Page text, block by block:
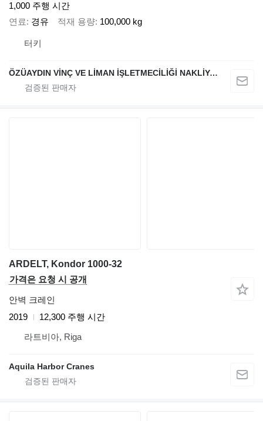
1,000 주행 시간
연료
경유 적재 용량 100,000 kg
터키
ÖZÜAYDIN VİNÇ VE LİMAN İŞLETMECİLİĞİ NAKLİYAT SANAYİ VE TİCARET A.Ş.
ARDELT, Kondor 1000-32
가격은 요청 시 공개
안벽 크레인
2019
12,300 주행 시간
라트비아, Riga
Aquila Harbor Cranes